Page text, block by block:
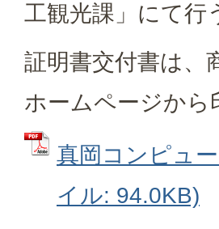
工観光課」にて行
証明書交付書は、
ホームページか
真岡コンピュ
イル: 94.0KB)